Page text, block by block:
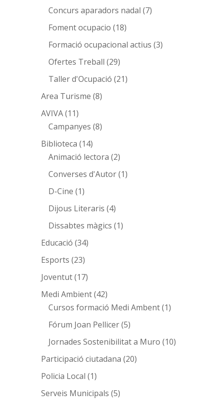
Concurs aparadors nadal (7)
Foment ocupacio (18)
Formació ocupacional actius (3)
Ofertes Treball (29)
Taller d'Ocupació (21)
Area Turisme (8)
AVIVA(11)
Campanyes (8)
Biblioteca (14)
Animació lectora (2)
Converses d'Autor(1)
D-Cine (1)
Dijous Literaris (4)
Dissabtes màgics (1)
Educació (34)
Esports (23)
Joventut(17)
Medi Ambient(42)
Cursos formació Medi Ambent(1)
Fórum Joan Pellicer(5)
Jornades Sostenibilitat a Muro (10)
Participació ciutadana (20)
Policia Local (1)
Serveis Municipals (5)